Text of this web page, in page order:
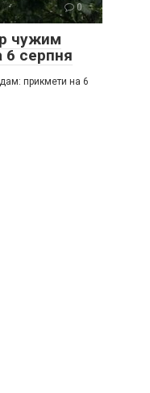
0
чужим
6 серпня
прикмети на 6